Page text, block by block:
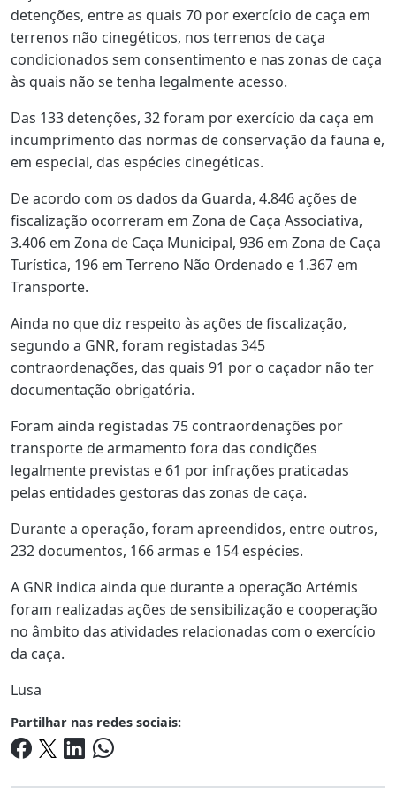
detenções, entre as quais 70 por exercício de caça em
terrenos não cinegéticos, nos terrenos de caça
condicionados sem consentimento e nas zonas de caça
às quais não se tenha legalmente acesso.
Das 133 detenções, 32 foram por exercício da caça em
incumprimento das normas de conservação da fauna e,
em especial, das espécies cinegéticas.
De acordo com os dados da Guarda, 4.846 ações de
fiscalização ocorreram em Zona de Caça Associativa,
3.406 em Zona de Caça Municipal, 936 em Zona de Caça
Turística, 196 em Terreno Não Ordenado e 1.367 em
Transporte.
Ainda no que diz respeito às ações de fiscalização,
segundo a GNR, foram registadas 345
contraordenações, das quais 91 por o caçador não ter
documentação obrigatória.
Foram ainda registadas 75 contraordenações por
transporte de armamento fora das condições
legalmente previstas e 61 por infrações praticadas
pelas entidades gestoras das zonas de caça.
Durante a operação, foram apreendidos, entre outros,
232 documentos, 166 armas e 154 espécies.
A GNR indica ainda que durante a operação Artémis
foram realizadas ações de sensibilização e cooperação
no âmbito das atividades relacionadas com o exercício
da caça.
Lusa
Partilhar nas redes sociais: